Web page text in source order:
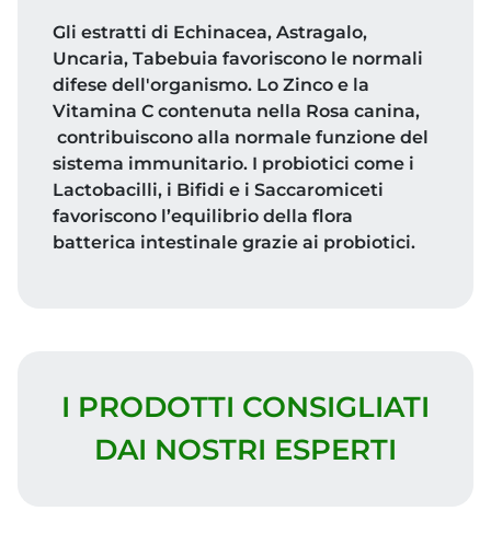
Gli estratti di Echinacea, Astragalo,
Uncaria, Tabebuia favoriscono le normali
difese dell'organismo. Lo Zinco e la
Vitamina C contenuta nella Rosa canina,
contribuiscono alla normale funzione del
sistema immunitario. I probiotici come i
Lactobacilli, i Bifidi e i Saccaromiceti
favoriscono l’equilibrio della flora
batterica intestinale grazie ai probiotici.
I PRODOTTI CONSIGLIATI
DAI NOSTRI ESPERTI